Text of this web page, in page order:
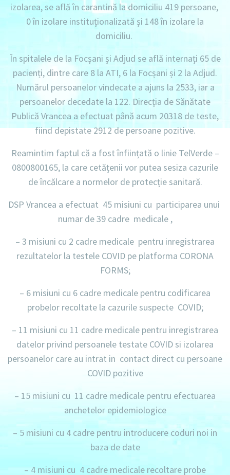
izolarea, se află în carantină la domiciliu 419 persoane,
0 în izolare instituționalizată și 148 în izolare la
domiciliu.
În spitalele de la Focșani și Adjud se află internați 65 de
pacienți, dintre care 8 la ATI, 6 la Focșani și 2 la Adjud.
Numărul persoanelor vindecate a ajuns la 2533, iar a
persoanelor decedate la 122. Direcția de Sănătate
Publică Vrancea a efectuat până acum 20318 de teste,
fiind depistate 2912 de persoane pozitive.
Reamintim faptul că a fost înființată o linie TelVerde –
0800800165, la care cetățenii vor putea sesiza cazurile
de încălcare a normelor de protecție sanitară.
DSP Vrancea a efectuat 45 misiuni cu participarea unui
numar de 39 cadre medicale ,
– 3 misiuni cu 2 cadre medicale pentru inregistrarea
rezultatelor la testele COVID pe platforma CORONA
FORMS;
– 6 misiuni cu 6 cadre medicale pentru codificarea
probelor recoltate la cazurile suspecte COVID;
– 11 misiuni cu 11 cadre medicale pentru inregistrarea
datelor privind persoanele testate COVID si izolarea
persoanelor care au intrat in contact direct cu persoane
COVID pozitive
– 15 misiuni cu 11 cadre medicale pentru efectuarea
anchetelor epidemiologice
– 5 misiuni cu 4 cadre pentru introducere coduri noi in
baza de date
– 4 misiuni cu 4 cadre medicale recoltare probe